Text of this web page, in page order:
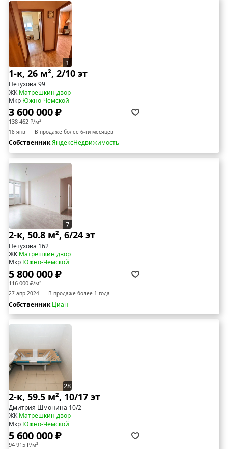
1
1-к, 26 м², 2/10 эт
Петухова 99
ЖКМатрешкин двор
Мкр Южно-Чемской
3 600 000 ₽
138 462 ₽/м²
18 янв В продаже более 6-ти месяцев
СобственникЯндексНедвижимость
7
2-к, 50.8 м², 6/24 эт
Петухова 162
ЖКМатрешкин двор
Мкр Южно-Чемской
5 800 000 ₽
116 000 ₽/м²
27 апр 2024 В продаже более 1 года
СобственникЦиан
28
2-к, 59.5 м², 10/17 эт
Дмитрия Шмонина 10/2
ЖКМатрешкин двор
Мкр Южно-Чемской
5 600 000 ₽
94 915 ₽/м²